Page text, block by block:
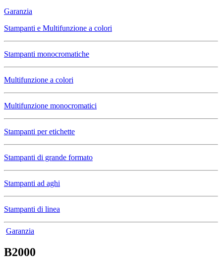
Garanzia
Stampanti e Multifunzione a colori
Stampanti monocromatiche
Multifunzione a colori
Multifunzione monocromatici
Stampanti per etichette
Stampanti di grande formato
Stampanti ad aghi
Stampanti di linea
Garanzia
B2000